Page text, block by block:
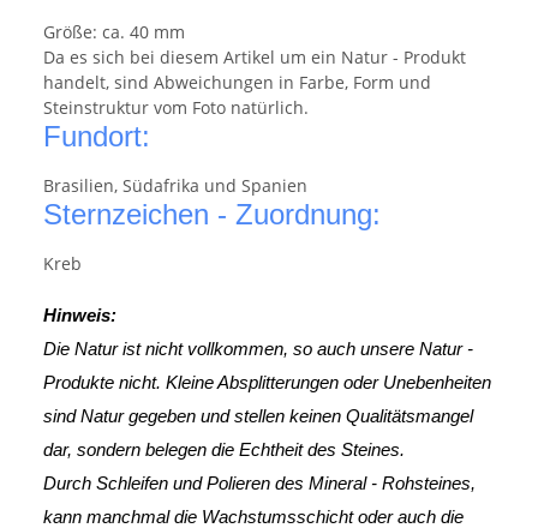
Größe: ca. 40 mm
Da es sich bei diesem Artikel um ein Natur - Produkt
handelt, sind Abweichungen in Farbe, Form und
Steinstruktur vom Foto natürlich.
Fundort:
Brasilien, Südafrika und Spanien
Sternzeichen - Zuordnung:
Kreb
Hinweis:
Die Natur ist nicht vollkommen, so auch unsere Natur -
Produkte nicht. Kleine Absplitterungen oder Unebenheiten
sind Natur gegeben und stellen keinen Qualitätsmangel
dar, sondern belegen die Echtheit des Steines.
Durch Schleifen und Polieren des Mineral - Rohsteines,
kann manchmal die Wachstumsschicht oder auch die